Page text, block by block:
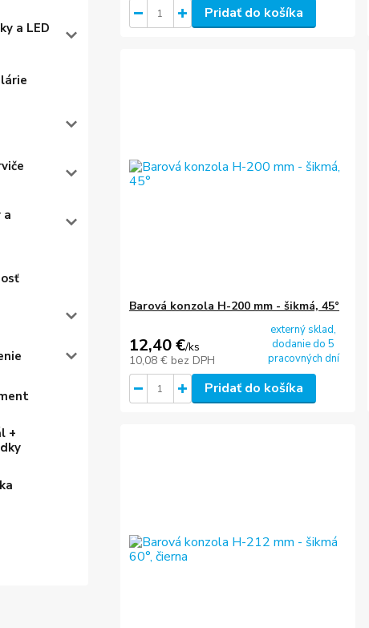
a LED
a
+
Pridať do košíka
Barová konzola H-200 mm - šikmá, 45°
12,40 €/ks
10,08 € bez DPH
externý sklad,
dodanie do 5
pracovných dní
Pridať do košíka